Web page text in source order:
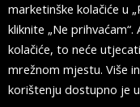
marketinške kolačiće u
kliknite „Ne
kolačiće, to neće
mrežnom mjestu. Više
korištenju dostupno je